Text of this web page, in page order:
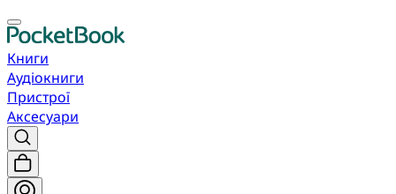
Книги
Аудіокниги
Пристрої
Аксесуари